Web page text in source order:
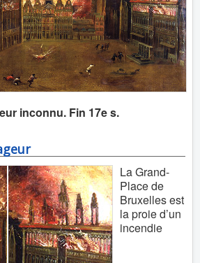
inconnu. Fin 17e s.
La Grand-
Place de
Bruxelles est
la proie d’un
incendie